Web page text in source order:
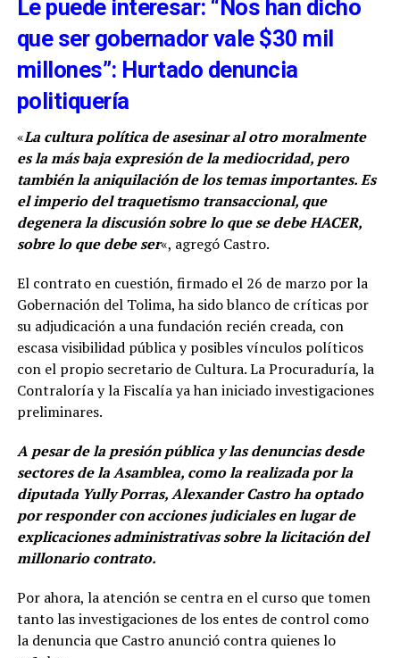
Le puede interesar: “Nos han dicho
que ser gobernador vale $30 mil
millones”: Hurtado denuncia
politiquería
«La cultura política de asesinar al otro moralmente
es la más baja expresión de la mediocridad, pero
también la aniquilación de los temas importantes. Es
el imperio del traquetismo transaccional, que
degenera la discusión sobre lo que se debe HACER,
sobre lo que debe ser«, agregó Castro.
El contrato en cuestión, firmado el 26 de marzo por la
Gobernación del Tolima, ha sido blanco de críticas por
su adjudicación a una fundación recién creada, con
escasa visibilidad pública y posibles vínculos políticos
con el propio secretario de Cultura. La Procuraduría, la
Contraloría y la Fiscalía ya han iniciado investigaciones
preliminares.
A pesar de la presión pública y las denuncias desde
sectores de la Asamblea, como la realizada por la
diputada Yully Porras, Alexander Castro ha optado
por responder con acciones judiciales en lugar de
explicaciones administrativas sobre la licitación del
millonario contrato.
Por ahora, la atención se centra en el curso que tomen
tanto las investigaciones de los entes de control como
la denuncia que Castro anunció contra quienes lo